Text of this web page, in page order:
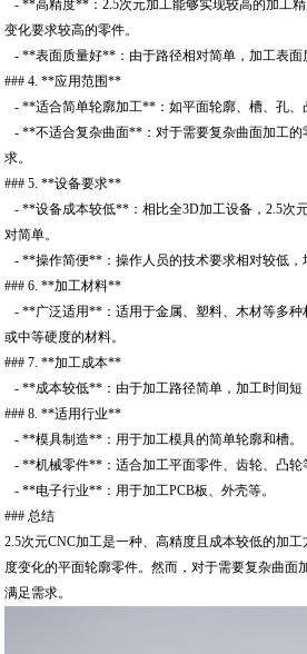
- **高精度**：2.5次元加工能够实现较高的加工
变化要求较高的零件。
- **表面质量好**：由于路径相对简单，加工表面
### 4. **应用范围**
- **适合简单轮廓加工**：如平面轮廓、槽、孔、
- **不适合复杂曲面**：对于需要复杂曲面加工的
求。
### 5. **设备要求**
- **设备成本较低**：相比全3D加工设备，2.5次
对简单。
- **操作简便**：操作人员的技术要求相对较低，
### 6. **加工材料**
- **广泛适用**：适用于金属、塑料、木材等多种
或中等硬度的材料。
### 7. **加工成本**
- **成本较低**：由于加工路径简单，加工时间短
### 8. **适用行业**
- **模具制造**：用于加工模具的简单轮廓和槽。
- **机械零件**：适合加工平面零件、齿轮、凸轮
- **电子行业**：用于加工PCB板、外壳等。
### 总结
2.5次元CNC加工是一种、高精度且成本较低的加
度变化的平面轮廓零件。然而，对于需要复杂曲面
满足需求。